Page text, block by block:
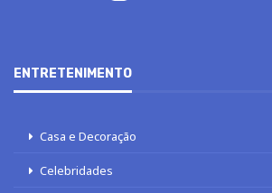
ENTRETENIMENTO
Casa e Decoração
Celebridades